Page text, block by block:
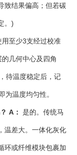
致结果偏高；但若碳
。)
用至少3支经过校准
几何中心及四角
待温度稳定后，记
为温度均匀性。
A： 是的。传统马
温差大。一体化灰化
环或纤维模块包裹加